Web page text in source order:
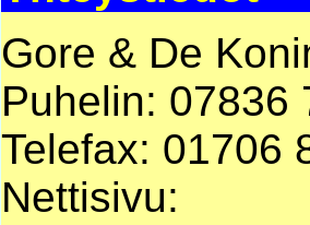
Gore & De
Puhelin: 07836
Telefax: 01706
Nettisivu: